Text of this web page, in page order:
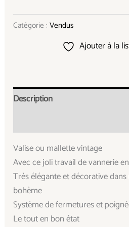
Catégorie :Vendus
Ajouter à la
Description
Valise ou mallette vintage
Avec ce joli travail de vannerie
Très élégante et décorative
bohème
Système de fermetures et
Le tout en bon état